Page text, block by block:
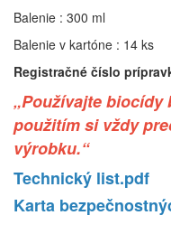
Balenie : 300 ml
Balenie v kartóne : 14 ks
Registračné číslo
„Používajte biocídy
použitím si vždy
výrobku.“
Technický list.pdf
Karta